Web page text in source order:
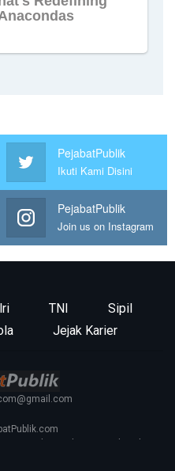
PejabatPublik
Ikuti Kami Disini
PejabatPublik
Join us on Instagram
TNI
Sipil
Jejak Karier